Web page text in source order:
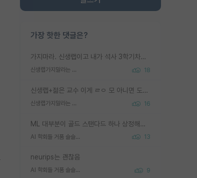
가장 핫한 댓글은?
가지마라. 신생랩이고 내가 석사 3학기차인데 최고참인데 나도 아무것도 모르는데 교수가 후배들 왜 논문 교육 안시키냐. 논문 왜 안 써오냐 닦달한다
신생랩가지말라는 이유가 있었구나 18
신생랩+젊은 교수 이게 ㄹㅇ 모 아니면 도인듯.
신생랩가지말라는 이유가 있었구나 16
ML 대부분이 골드 스탠다드 하나 상정해놓고 (벤치마크 데이터셋이 여러 개면 여러 개 상정) 그거 얼마나 잘 맞추나 싸움임 가끔 번뜩이는 설계 철학을 보여주는 논문들도 있지만 대부분 그거 성적 얼마나 더 올리느라에 혈안이 되어 있는 측면이 잇음
AI 학회들 거품 슬슬 지적이 나오네요 13
neurips는 괜찮음
AI 학회들 거품 슬슬 지적이 나오네요 9